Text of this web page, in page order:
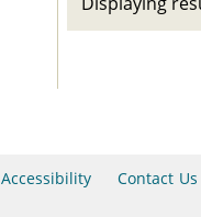
Accessibility Contact Us